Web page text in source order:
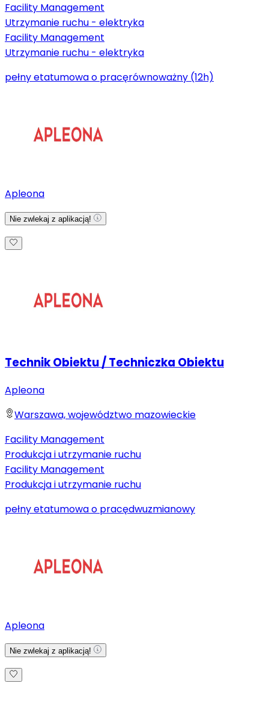
Facility Management
Utrzymanie ruchu - elektryka
Facility Management
Utrzymanie ruchu - elektryka
pełny etatumowa o pracęrównoważny (12h)
Apleona
Nie zwlekaj z aplikacją!
Technik Obiektu / Techniczka Obiektu
Apleona
Warszawa, województwo mazowieckie
Facility Management
Produkcja i utrzymanie ruchu
Facility Management
Produkcja i utrzymanie ruchu
pełny etatumowa o pracędwuzmianowy
Apleona
Nie zwlekaj z aplikacją!